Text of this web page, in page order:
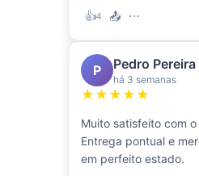
👍4 📤 ⋯
P Pedro Pereira
há 3 semanas
★★★★★
Muito satisfeito com
Entrega pontual e
em perfeito estado.